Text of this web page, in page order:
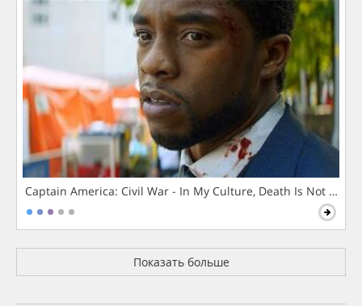
Captain America: Civil War - In My Culture, Death Is Not The
Показать больше